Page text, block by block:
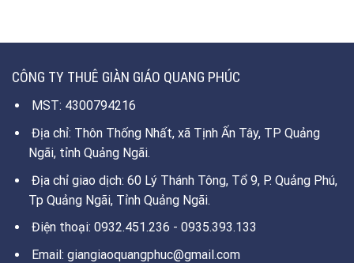
CÔNG TY THUÊ GIÀN GIÁO QUANG PHÚC
MST: 4300794216
Địa chỉ: Thôn Thống Nhất, xã Tịnh Ấn Tây, TP Quảng
Ngãi, tỉnh Quảng Ngãi.
Địa chỉ giao dịch: 60 Lý Thánh Tông, Tổ 9, P. Quảng Phú,
Tp Quảng Ngãi, Tỉnh Quảng Ngãi.
Điện thoại: 0932.451.236 - 0935.393.133
Email: giangiaoquangphuc@gmail.com